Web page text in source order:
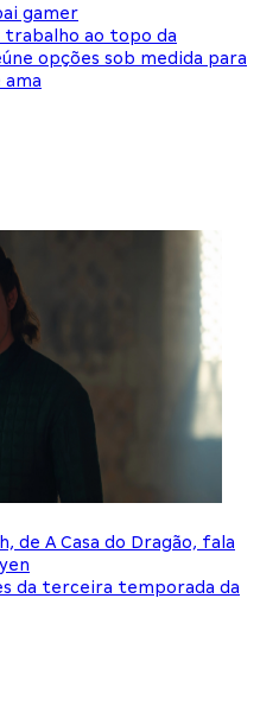
gamer
trabalho ao topo da
opções sob medida para
de A Casa do Dragão, fala
da terceira temporada da